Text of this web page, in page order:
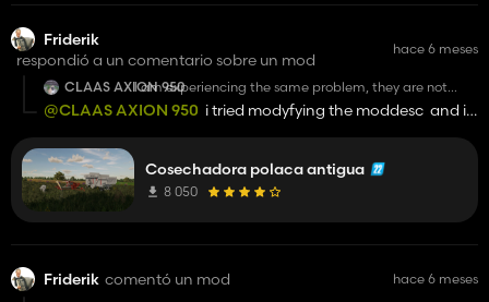
Friderik
respondió a un comentario sobre un mod
hace 6 meses
CLAAS AXION 950I am experiencing the same problem, they are not
shown while making a game and inside a game too.
@CLAAS AXION 950 i tried modyfying the moddesc and it
cant even change my language to polish. maybe try to
upload an actually working mod instead of a mod which
works in very specific conditions, and if the mod needs any
adjustments you usually warn people about it in the
Cosechadora polaca antigua
8 050
Friderik comentó un mod hace 6 meses